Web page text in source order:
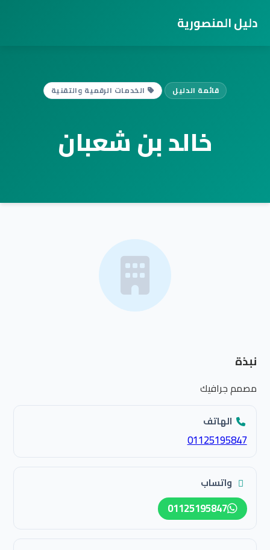
دليل المنصورية
قائمة الدليل الخدمات الرقمية والتقنية
خالد بن شعبان
نبذة
مصمم جرافيك
الهاتف
01125195847
واتساب
01125195847